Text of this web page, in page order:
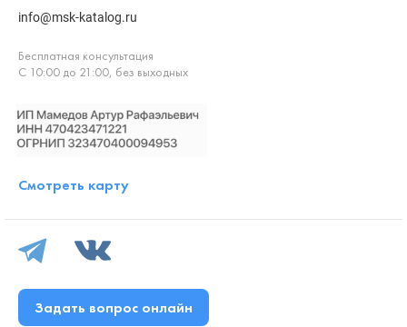
info@msk-katalog.ru
Бесплатная консультация
С 10:00 до 21:00, без выходных
Смотреть карту
Задать вопрос онлайн